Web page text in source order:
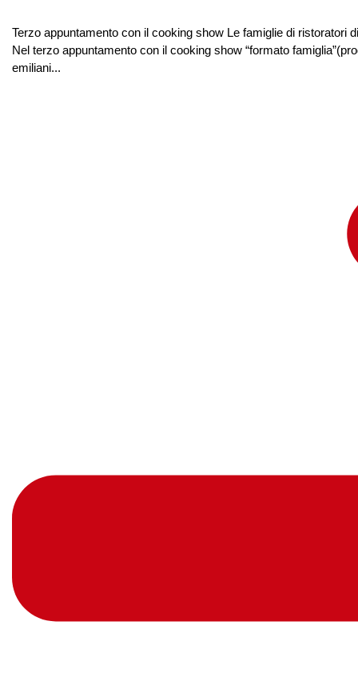
Terzo appuntamento con il cooking show Le famiglie di
Nel terzo appuntamento con il cooking show “formato
emiliani...